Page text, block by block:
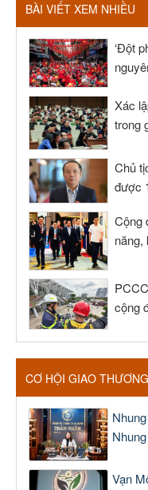
BÀI VIẾT XEM NHIỀU
‘Đột
Xác
trong
Chủ
được
Cộng
năng,
cộng
CƠ HỘI GIAO THƯƠNG
Vạn